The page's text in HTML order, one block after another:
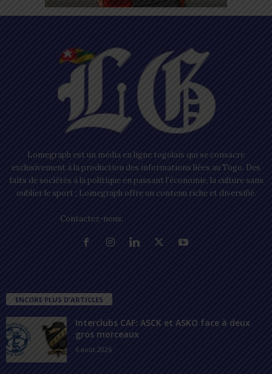
Lomegraph est un média en ligne togolais qui se consacre
exclusivement à la production des informations liées au Togo. Des
faits de sociétés à la politique en passant l’économie, la culture sans
oublier le sport ; Lomegraph offre un contenu riche et diversifié.
Contactez-nous:
ENCORE PLUS D'ARTICLES
Interclubs CAF: ASCK et ASKO face à deux
gros morceaux
6 août 2026